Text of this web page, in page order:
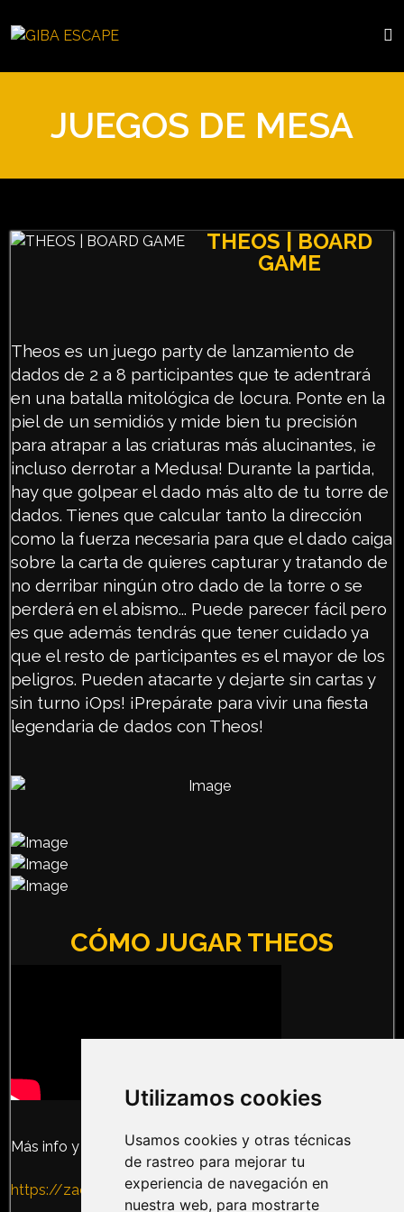
Utilizamos cookies
Usamos cookies y otras técnicas
de rastreo para mejorar tu
experiencia de navegación en
nuestra web, para mostrarte
JUEGOS DE MESA
THEOS | BOARD
GAME
Theos es un juego party de lanzamiento de
dados de 2 a 8 participantes que te adentrará
en una batalla mitológica de locura. Ponte en la
piel de un semidiós y mide bien tu precisión
para atrapar a las criaturas más alucinantes, ¡e
incluso derrotar a Medusa! Durante la partida,
hay que golpear el dado más alto de tu torre de
dados. Tienes que calcular tanto la dirección
como la fuerza necesaria para que el dado caiga
sobre la carta de quieres capturar y tratando de
no derribar ningún otro dado de la torre o se
perderá en el abismo... Puede parecer fácil pero
es que además tendrás que tener cuidado ya
que el resto de participantes es el mayor de los
peligros. Pueden atacarte y dejarte sin cartas y
sin turno ¡Ops! ¡Prepárate para vivir una fiesta
legendaria de dados con Theos!
CÓMO JUGAR THEOS
Más info y compras en:
https://zacatrus.es/theos.html